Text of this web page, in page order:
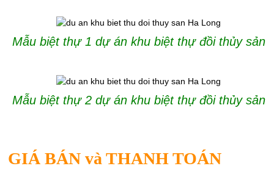
Mẫu biệt thự 1 dự án khu biệt thự đồi thủy sản
Mẫu biệt thự 2 dự án khu biệt thự đồi thủy sản
GIÁ BÁN và THANH TOÁN